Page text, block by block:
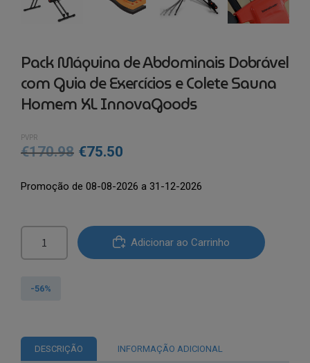
Pack Máquina de Abdominais Dobrável
com Guia de Exercícios e Colete Sauna
Homem XL InnovaGoods
PVPR
€170.98 O
original
€170.98.
€75.50
atual
€75.50.
Promoção de 08-08-2026 a 31-12-2026
Máquina
Dobrável
com
Adicionar ao Carrinho
-56%
DESCRIÇÃO INFORMAÇÃO ADICIONAL